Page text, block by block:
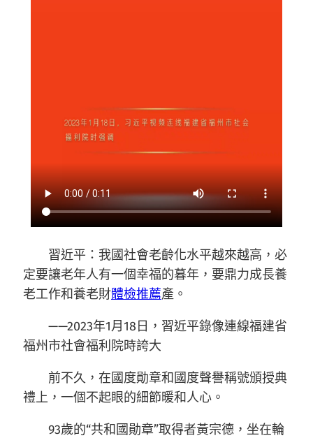
習近平：我國社會老齡化水平越來越高，必
定要讓老年人有一個幸福的暮年，要鼎力成長養
老工作和養老財體檢推薦產。
——2023年1月18日，習近平錄像連線福建省
福州市社會福利院時誇大
前不久，在國度勛章和國度聲譽稱號頒授典
禮上，一個不起眼的細節暖和人心。
93歲的“共和國勛章”取得者黃宗德，坐在輪